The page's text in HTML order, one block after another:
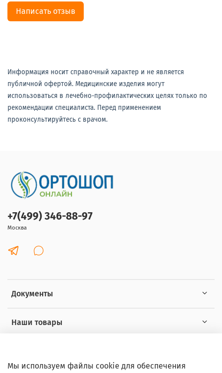
Написать отзыв
Информация носит справочный характер и не является
публичной офертой. Медицинские изделия могут
использоваться в лечебно-профилактических целях только по
рекомендации специалиста. Перед применением
проконсультируйтесь с врачом.
Документы
Наши товары
+7(499) 346-88-97
Москва
Мы используем файлы cookie для обеспечения